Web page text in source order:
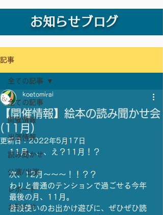
お知らせブログ
記事
全ての記事
開催情報
出演情報
読み聞かせ
公演/出演
レポート
お知らせ
全ての記事
【開催情報】絵本の読み聞かせ会
(11月)
koetomirai
更新日：2022年5月17日
11月、、、え？11月！？
次、12月～～～！！？？
わりと普通のテンションで過ごせる今年
最後の月、11月。
普段使いのお出かけ遊びに、ぜひぜひ読